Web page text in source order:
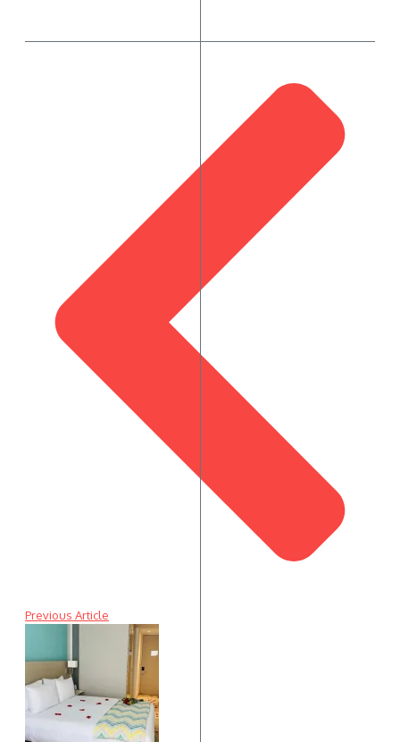
Previous Article